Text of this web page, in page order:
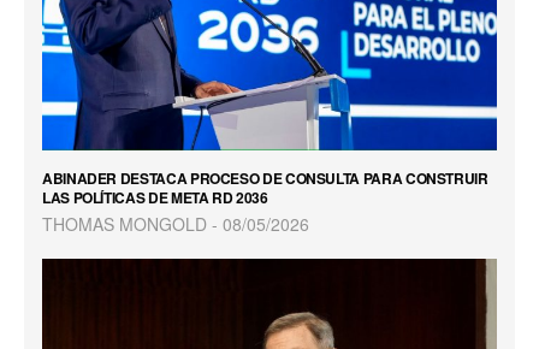
ABINADER DESTACA PROCESO DE CONSULTA PARA CONSTRUIR
LAS POLÍTICAS DE META RD 2036
THOMAS MONGOLD 08/05/2026